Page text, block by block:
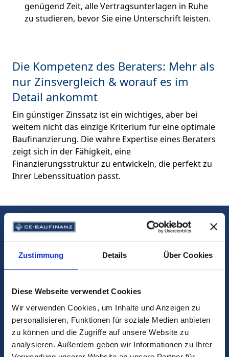
Zustimmung Details Über Cookies
Diese Webseite verwendet Cookies
Wir verwenden Cookies, um Inhalte und Anzeigen zu
personalisieren, Funktionen für soziale Medien anbieten
zu können und die Zugriffe auf unsere Website zu
analysieren. Außerdem geben wir Informationen zu Ihrer
genügend Zeit, alle Vertragsunterlagen in Ruhe
zu studieren, bevor Sie eine Unterschrift leisten.
Die Kompetenz des Beraters: Mehr als
nur Zinsvergleich & worauf es im
Detail ankommt
Ein günstiger Zinssatz ist ein wichtiges, aber bei
weitem nicht das einzige Kriterium für eine optimale
Baufinanzierung. Die wahre Expertise eines Beraters
zeigt sich in der Fähigkeit, eine
Finanzierungsstruktur zu entwickeln, die perfekt zu
Ihrer Lebenssituation passt.
Brauchen Sie Hilfe bei Ihrer
Baufinanzierung?
Wir helfen Ihnen!
KONTAKTIEREN SIE UNS
040/28477260